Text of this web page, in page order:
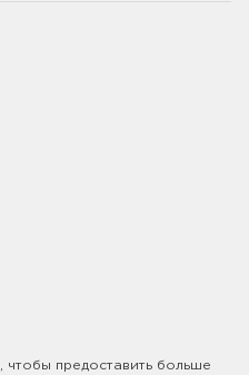
, чтобы предоставить больше